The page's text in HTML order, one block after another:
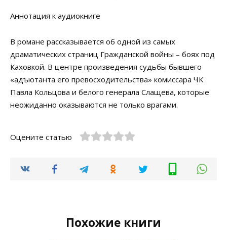
Аннотация к аудиокниге
В романе рассказывается об одной из самых
драматических страниц Гражданской войны – боях под
Каховкой. В центре произведения судьбы бывшего
«адъютанта его превосходительства» комиссара ЧК
Павла Кольцова и белого генерала Слащева, которые
неожиданно оказываются не только врагами.
Оцените статью
Похожие книги